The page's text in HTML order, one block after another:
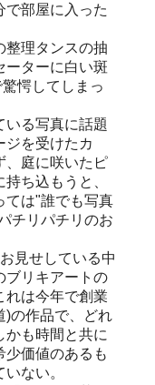
で部屋に入った
整理タンスの抽
ーターに白い斑
愕してしまっ
いる写真に話題
ジを受けたカ
、庭に咲いたピ
ち込もうと、
ては"誰でも写真
チリパチリのお
見せしている中
ブリキアートの
れは今年で創業
)の作品で、どれ
かも時間と共に
少価値のあるも
ない。